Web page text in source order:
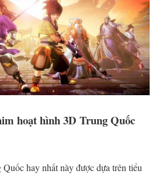
hoạt hình 3D Trung Quốc
hay nhất này được dựa trên tiểu